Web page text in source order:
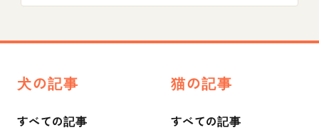
犬の記事
すべての記事
猫の記事
すべての記事